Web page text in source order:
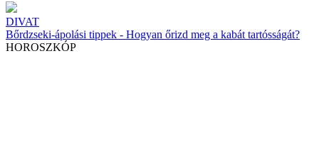
DIVAT
Bőrdzseki-ápolási tippek - Hogyan őrizd meg a kabát tartósságát?
HOROSZKÓP